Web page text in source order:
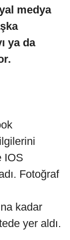
medya
ya da
IOS
Fotoğraf
kadar
yer aldı.